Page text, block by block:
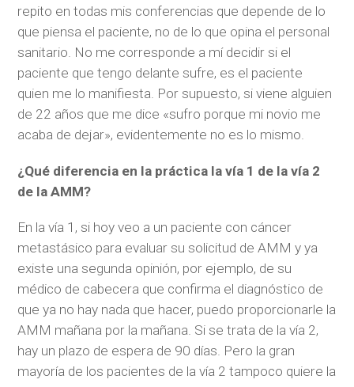
repito en todas mis conferencias que depende de lo
que piensa el paciente, no de lo que opina el personal
sanitario. No me corresponde a mí decidir si el
paciente que tengo delante sufre, es el paciente
quien me lo manifiesta. Por supuesto, si viene alguien
de 22 años que me dice «sufro porque mi novio me
acaba de dejar», evidentemente no es lo mismo.
¿Qué diferencia en la práctica la vía 1 de la vía 2
de la AMM?
En la vía 1, si hoy veo a un paciente con cáncer
metastásico para evaluar su solicitud de AMM y ya
existe una segunda opinión, por ejemplo, de su
médico de cabecera que confirma el diagnóstico de
que ya no hay nada que hacer, puedo proporcionarle la
AMM mañana por la mañana. Si se trata de la vía 2,
hay un plazo de espera de 90 días. Pero la gran
mayoría de los pacientes de la vía 2 tampoco quiere la